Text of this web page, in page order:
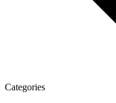
Categories